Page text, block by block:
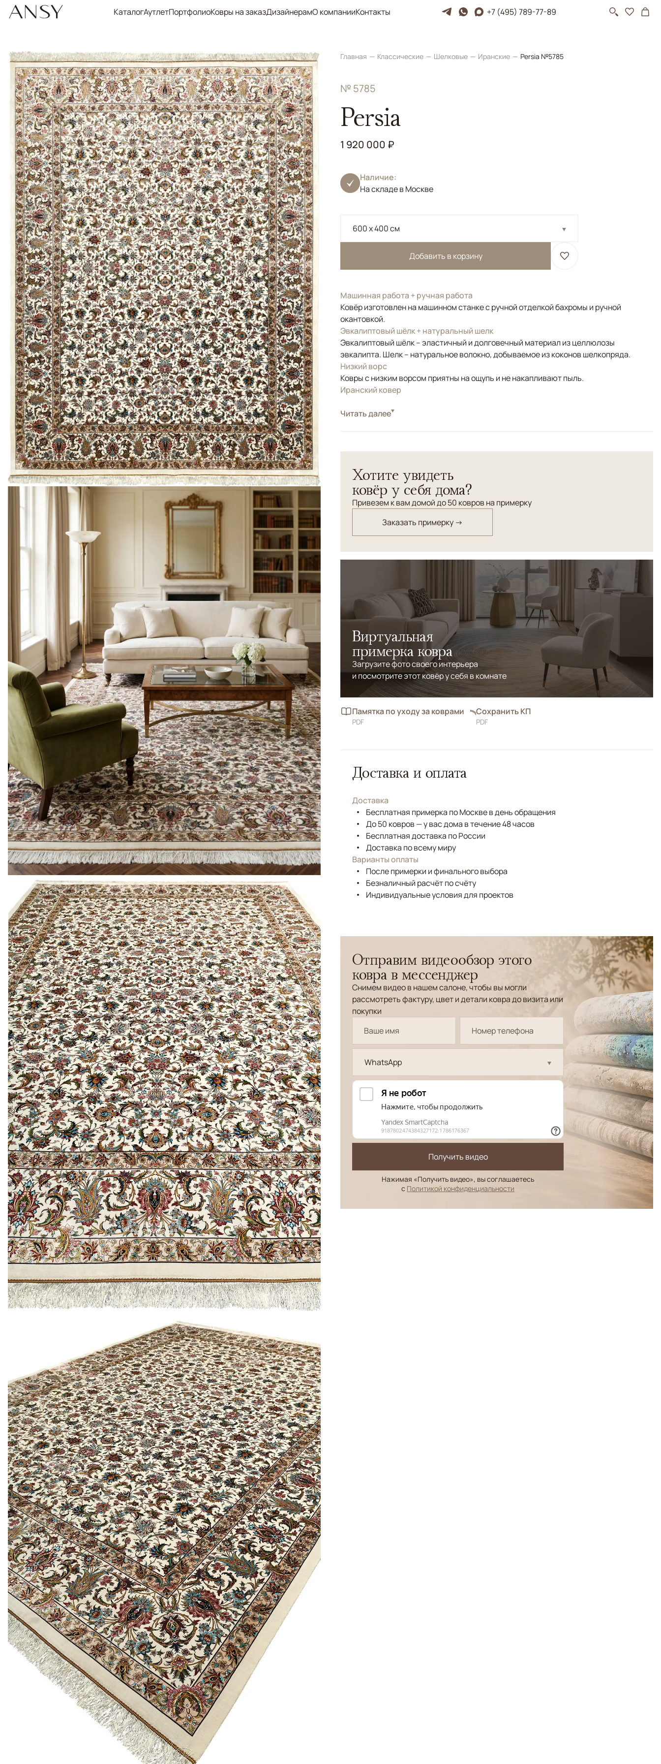
КаталогАутлетПортфолиоКовры на заказДизайнерамО компанииКонтакты +7 (495) 789-77-89
Главная Классические Шелковые Иранские Persia №5785
№ 5785
Persia
1 920 000 ₽
Наличие:
На складе в Москве
600 x 400 см
Добавить в корзину
Машинная работа + ручная работа
Ковёр изготовлен на машинном станке с ручной отделкой бахромы и ручной
окантовкой.
Эвкалиптовый шёлк + натуральный шелк
Эвкалиптовый шёлк – эластичный и долговечный материал из целлюлозы
эвкалипта. Шелк – натуральное волокно, добываемое из коконов шелкопряда.
Низкий ворс
Ковры с низким ворсом приятны на ощупь и не накапливают пыль.
Иранский ковер
СтильКлассические
ковроткачества Керман. Производство осуществляется на современном
высокотехнологичном станке, что обеспечивает повышенную плотность и точность
узора. Важную роль играет ручной труд: бахрома и окантовка выполняются
вручную из натурального шёлка. Завершает процесс профессиональная ручная
мойка, раскрывающая глубину красок. Коллекция сочетает технологичность и
Читать далее
Хотите увидеть
ковёр у себя дома?
Привезем к вам домой до 50 ковров на примерку
Заказать примерку →
Виртуальная
примерка ковра
Загрузите фото своего интерьера
и посмотрите этот ковёр у себя в комнате
Памятка по уходу за коврами
PDF
Сохранить КП
PDF
Доставка и оплата
Доставка
Бесплатная примерка по Москве в день обращения
До 50 ковров — у вас дома в течение 48 часов
Бесплатная доставка по России
Доставка по всему миру
Варианты оплаты
После примерки и финального выбора
Безналичный расчёт по счёту
Индивидуальные условия для проектов
Отправим видеообзор этого
ковра в мессенджер
Снимем видео в нашем салоне, чтобы вы могли
рассмотреть фактуру, цвет и детали ковра до визита или
покупки
WhatsApp
Получить видео
Нажимая «Получить видео», вы соглашаетесь
с Политикой конфиденциальности